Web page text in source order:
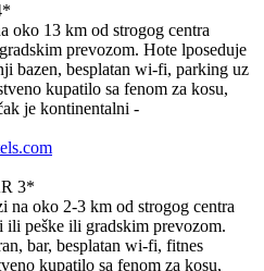
oko 13 km od strogog centra
prevozom. Hote lposeduje
bazen, besplatan wi-fi, parking uz
kupatilo sa fenom za kosu,
je kontinentalni -
3*
na oko 2-3 km od strogog centra
ili peške ili gradskim prevozom.
bar, besplatan wi-fi, fitnes
kupatilo sa fenom za kosu,